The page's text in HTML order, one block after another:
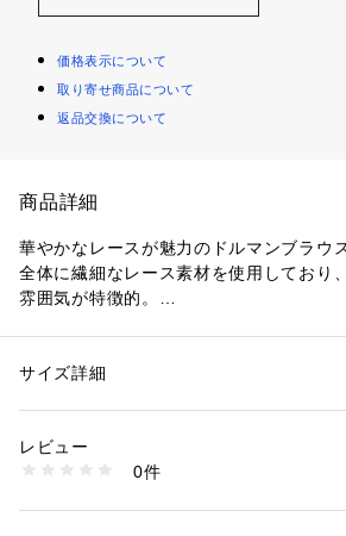
価格表示について
取り寄せ商品について
返品交換について
商品詳細
華やかなレースが魅力のドルマンブラウス
全体に繊細なレース素材を使用しており
雰囲気が特徴的。
透け感のあるレース生地は、インナー次
性別：レディース
素材：素材 | ポリエステル：100％
伸縮性 | なし
ポケット | なし
サイズ詳細
レビュー
0件